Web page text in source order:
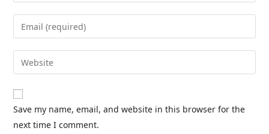
Save my name, email, and website in this browser for the
next time I comment.